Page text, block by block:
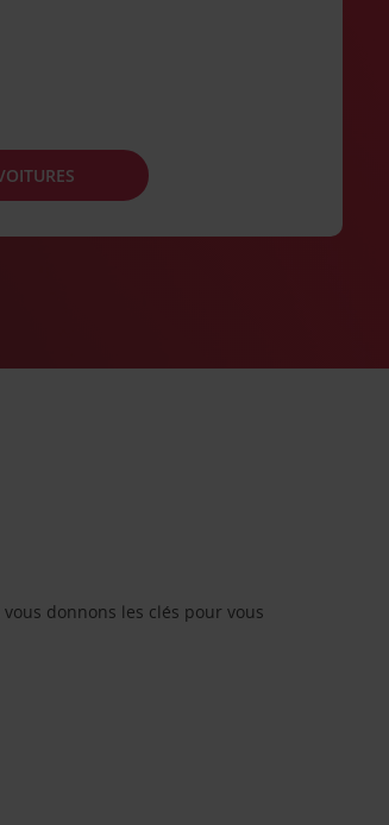
donnons les clés pour vous